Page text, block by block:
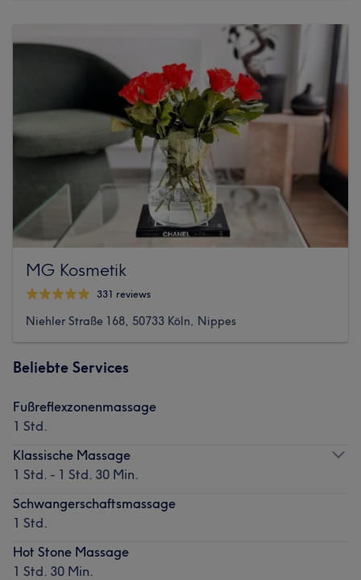
MG Kosmetik
331 reviews
Niehler Straße 168, 50733 Köln, Nippes
Beliebte Services
Fußreflexzonenmassage
1 Std.
Klassische Massage
1 Std. - 1 Std. 30 Min.
Schwangerschaftsmassage
1 Std.
Hot Stone Massage
1 Std. 30 Min.